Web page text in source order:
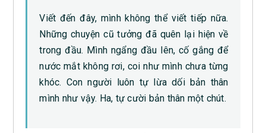
Viết đến đây, mình không thể viết tiếp nữa.
Những chuyện cũ tưởng đã quên lại hiện về
trong đầu. Mình ngẩng đầu lên, cố gắng để
nước mắt không rơi, coi như mình chưa từng
khóc. Con người luôn tự lừa dối bản thân
mình như vậy. Ha, tự cười bản thân một chút.